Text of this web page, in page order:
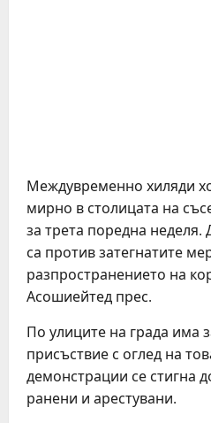
Междувременно хиляди
мирно в столицата на
за трета поредна
са против затегнатите
разпространението на
Асошиейтед прес.
По улиците на града има
присъствие с оглед на
демонстрации се стигна
ранени и арестувани.